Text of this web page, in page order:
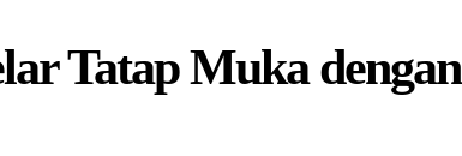
Tatap Muka dengan